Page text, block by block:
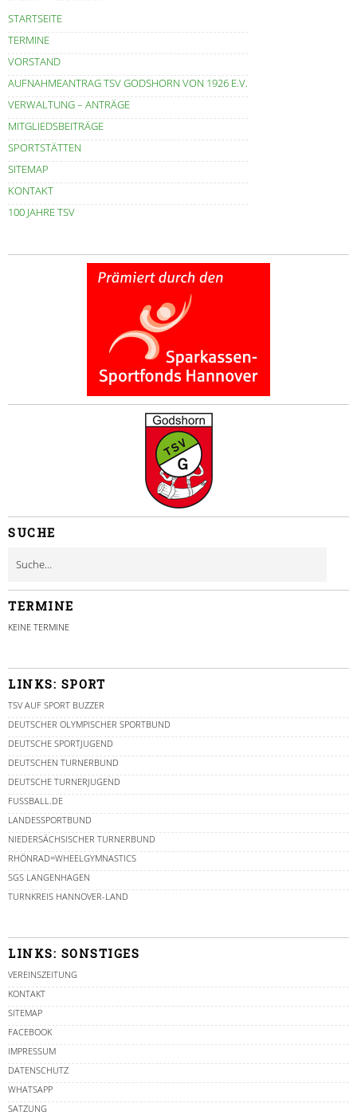
STARTSEITE
TERMINE
VORSTAND
AUFNAHMEANTRAG TSV GODSHORN VON 1926 E.V.
VERWALTUNG – ANTRÄGE
MITGLIEDSBEITRÄGE
SPORTSTÄTTEN
SITEMAP
KONTAKT
100 JAHRE TSV
SUCHE
TERMINE
KEINE TERMINE
LINKS: SPORT
TSV AUF SPORT BUZZER
DEUTSCHER OLYMPISCHER SPORTBUND
DEUTSCHE SPORTJUGEND
DEUTSCHEN TURNERBUND
DEUTSCHE TURNERJUGEND
FUSSBALL.DE
LANDESSPORTBUND
NIEDERSÄCHSISCHER TURNERBUND
RHÖNRAD=WHEELGYMNASTICS
SGS LANGENHAGEN
TURNKREIS HANNOVER-LAND
LINKS: SONSTIGES
VEREINSZEITUNG
KONTAKT
SITEMAP
FACEBOOK
IMPRESSUM
DATENSCHUTZ
WHATSAPP
SATZUNG